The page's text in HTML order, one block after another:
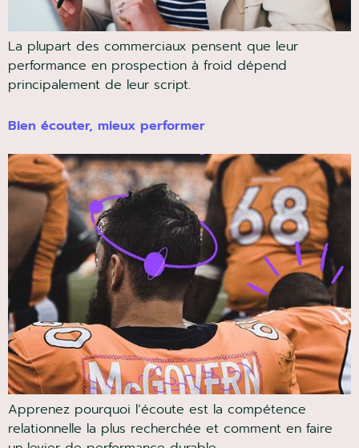
La plupart des commerciaux pensent que leur
performance en prospection à froid dépend
principalement de leur script.
Bien écouter, mieux performer
Apprenez pourquoi l’écoute est la compétence
relationnelle la plus recherchée et comment en faire
un levier de performance durable.
LIVRE BLANC GRATUIT
équipes n’écoutent pas vraiment leurs
freine réellement vos échanges commerciaux au-
Je télécharge le guide
PDF complet de 9 pages · lecture rapide